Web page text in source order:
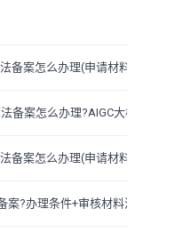
备案怎么办理(申请材料流程
备案怎么办理?AIGC大模型条件
备案怎么办理(申请材料流程
案?办理条件+审核材料流程